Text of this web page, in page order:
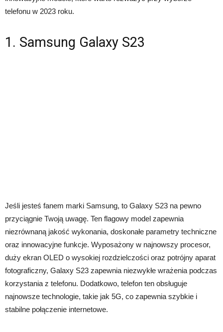
telefonu w 2023 roku.
1. Samsung Galaxy S23
Jeśli jesteś fanem marki Samsung, to Galaxy S23 na pewno
przyciągnie Twoją uwagę. Ten flagowy model zapewnia
niezrównaną jakość wykonania, doskonałe parametry techniczne
oraz innowacyjne funkcje. Wyposażony w najnowszy procesor,
duży ekran OLED o wysokiej rozdzielczości oraz potrójny aparat
fotograficzny, Galaxy S23 zapewnia niezwykłe wrażenia podczas
korzystania z telefonu. Dodatkowo, telefon ten obsługuje
najnowsze technologie, takie jak 5G, co zapewnia szybkie i
stabilne połączenie internetowe.